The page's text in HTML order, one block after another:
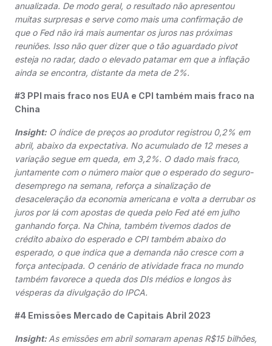
anualizada. De modo geral, o resultado não apresentou
muitas surpresas e serve como mais uma confirmação de
que o Fed não irá mais aumentar os juros nas próximas
reuniões. Isso não quer dizer que o tão aguardado pivot
esteja no radar, dado o elevado patamar em que a inflação
ainda se encontra, distante da meta de 2%.
#3 PPI mais fraco nos EUA e CPI também mais fraco na
China
Insight: O índice de preços ao produtor registrou 0,2% em
abril, abaixo da expectativa. No acumulado de 12 meses a
variação segue em queda, em 3,2%. O dado mais fraco,
juntamente com o número maior que o esperado do seguro-
desemprego na semana, reforça a sinalização de
desaceleração da economia americana e volta a derrubar os
juros por lá com apostas de queda pelo Fed até em julho
ganhando força. Na China, também tivemos dados de
crédito abaixo do esperado e CPI também abaixo do
esperado, o que indica que a demanda não cresce com a
força antecipada. O cenário de atividade fraca no mundo
também favorece a queda dos DIs médios e longos às
vésperas da divulgação do IPCA.
#4 Emissões Mercado de Capitais Abril 2023
Insight: As emissões em abril somaram apenas R$15 bilhões,